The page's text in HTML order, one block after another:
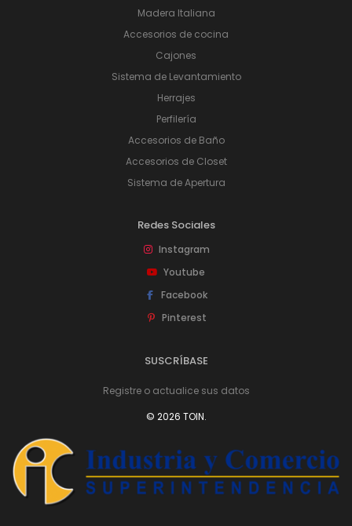
Madera Italiana
Accesorios de cocina
Cajones
Sistema de Levantamiento
Herrajes
Perfilería
Accesorios de Baño
Accesorios de Closet
Sistema de Apertura
Redes Sociales
Instagram
Youtube
Facebook
Pinterest
SUSCRÍBASE
Registre o actualice sus datos
© 2026 TOIN.